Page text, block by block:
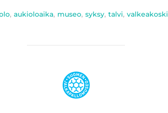
, aukioloaika, museo, syksy, talvi, valkeakoski
POST AUTHOR